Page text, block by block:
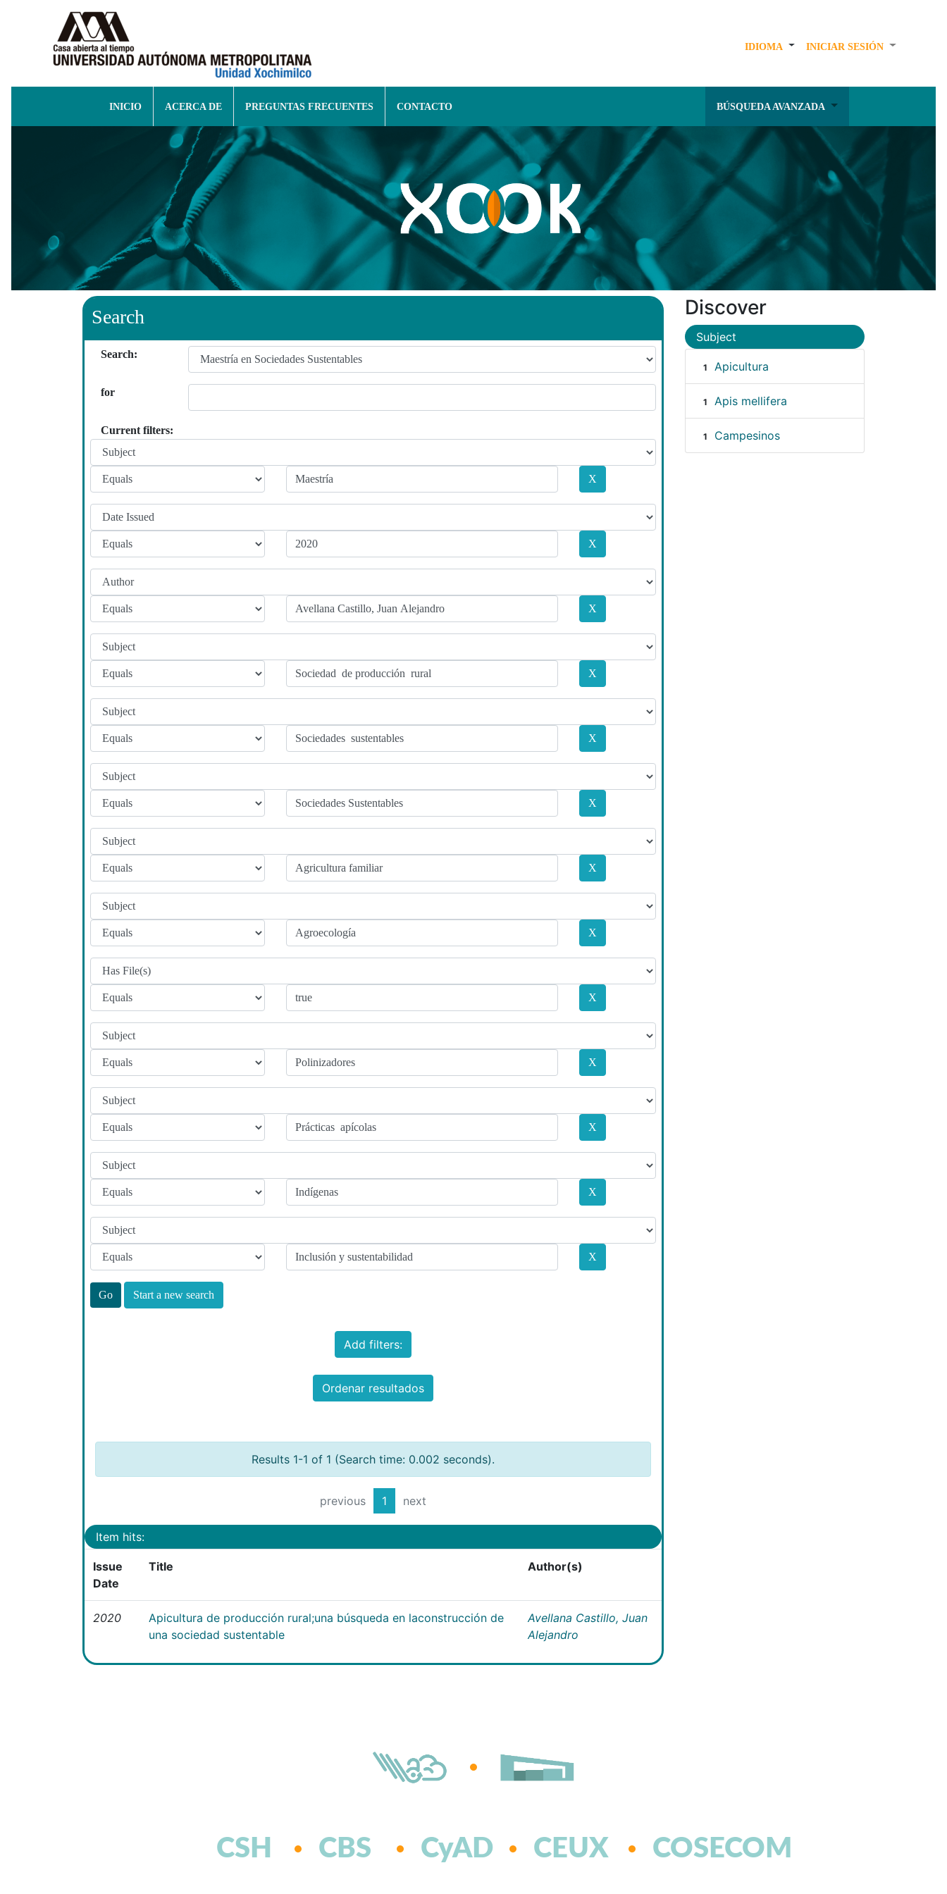
IDIOMA INICIAR SESIÓN
INICIO ACERCA DE PREGUNTAS FRECUENTES CONTACTO BÚSQUEDA AVANZADA
Search
Search:
for
Current filters:
Start a new search
Add filters:
Ordenar resultados
Results 1-1 of 1 (Search time: 0.002 seconds).
previous 1 next
Item hits:
Issue
Date
Title Author(s)
2020
Apicultura de producción rural;una búsqueda en laconstrucción de
una sociedad sustentable
Avellana Castillo, Juan
Alejandro
Discover
Subject
1 Apicultura
1 Apis mellifera
1 Campesinos
CSH CBS CyAD CEUX COSECOM